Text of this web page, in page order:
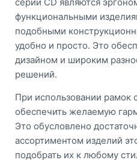
функциональными
подобными
удобно и просто. Это
дизайном и широким
решений.
При использовании рамок
обеспечить желаемую
Это обусловлено
ассортиментом изделий
подобрать их к любому